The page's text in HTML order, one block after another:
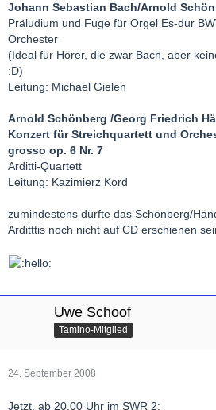
Johann Sebastian Bach/Arnold
Präludium und Fuge für Orgel Es-dur
Orchester
(Ideal für Hörer, die zwar Bach, aber
:D)
Leitung: Michael Gielen
Arnold Schönberg /Georg Friedrich
Konzert für Streichquartett und
grosso op. 6 Nr. 7
Arditti-Quartett
Leitung: Kazimierz Kord
zumindestens dürfte das Schönberg/
Arditttis noch nicht auf CD erschienen
Uwe Schoof
Tamino-Mitglied
24. September 2008
Jetzt, ab 20.00 Uhr im SWR 2: